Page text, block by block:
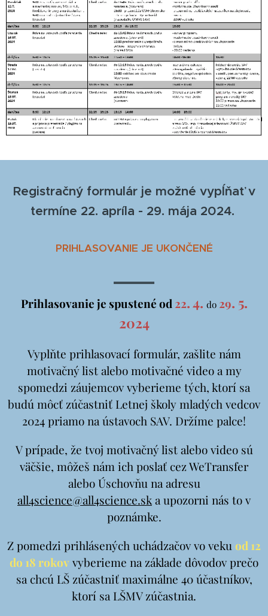
Registračný formulár je možné vypĺňať v
termíne 22. apríla - 29. mája 2024.
PRIHLASOVANIE JE UKONČENÉ
Prihlasovanie je spustené od22. 4. do29. 5.
2024
Vyplňte prihlasovací formulár, zašlite nám
motivačný list alebo motivačné video a my
spomedzi záujemcov vyberieme tých, ktorí sa
budú môcť zúčastniť Letnej školy mladých vedcov
2024 priamo na ústavoch SAV. Držíme palce!
V prípade, že tvoj motivačný list alebo video sú
väčšie, môžeš nám ich poslať cez WeTransfer
alebo Úschovňu na adresu
all4science@all4science.ska upozorni nás to v
poznámke.
Z pomedzi prihlásených uchádzačov vo vekuod 12
do 18 rokovvyberieme na základe dôvodov prečo
sa chcú LŠ zúčastniť maximálne 40 účastníkov,
ktorí sa LŠMV zúčastnia.